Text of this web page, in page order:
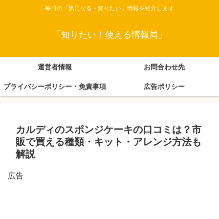
毎日の「気になる・知りたい」情報を紹介します
「知りたい！使える情報局」
運営者情報 お問合わせ先
プライバシーポリシー・免責事項 広告ポリシー
カルディのスポンジケーキの口コミは？市
販で買える種類・キット・アレンジ方法も
解説
広告